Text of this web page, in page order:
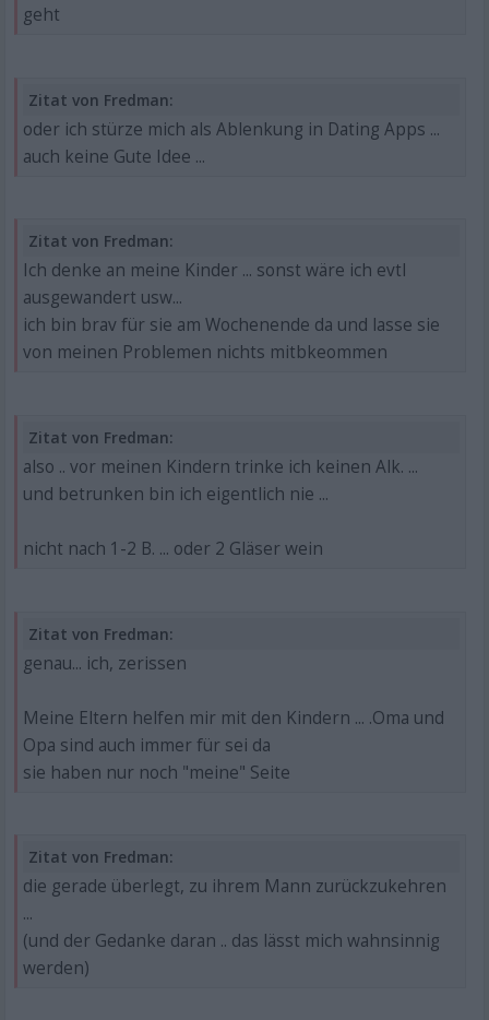
geht
Zitat von Fredman:
oder ich stürze mich als Ablenkung in Dating Apps ...
auch keine Gute Idee ...
Zitat von Fredman:
Ich denke an meine Kinder ... sonst wäre ich evtl
ausgewandert usw...
ich bin brav für sie am Wochenende da und lasse sie
von meinen Problemen nichts mitbkeommen
Zitat von Fredman:
also .. vor meinen Kindern trinke ich keinen Alk. ...
und betrunken bin ich eigentlich nie ...
nicht nach 1-2 B. ... oder 2 Gläser wein
Zitat von Fredman:
genau... ich, zerissen
Meine Eltern helfen mir mit den Kindern ... .Oma und
Opa sind auch immer für sei da
sie haben nur noch "meine" Seite
Zitat von Fredman:
die gerade überlegt, zu ihrem Mann zurückzukehren
...
(und der Gedanke daran .. das lässt mich wahnsinnig
werden)